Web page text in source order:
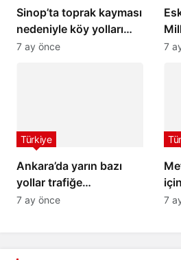
Sinop’ta toprak kayması
nedeniyle köy yolları
ulaşıma kapandı
7 ay önce 7
Ankara’da yarın bazı
yollar trafiğe
kapatılacak
Türkiye
7 ay önce 7